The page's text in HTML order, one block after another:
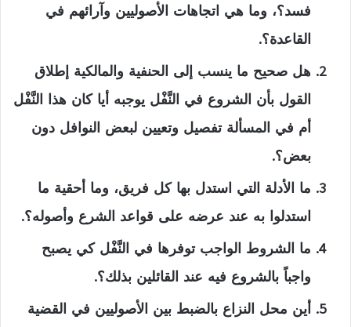
فسد؟، وما هي اتجاهات الأصوليين وآرائهم في
القاعدة؟.
هل صحيح ما ينسب إلى الحنفية والمالكية إطلاق
القول بأن الشروع في النَّفْل يوجبه أيا كان هذا النَّفْل
أم في المسألة تفصيل وتعيين لبعض النوافل دون
بعض؟.
ما الأدلة التي استدل بها كل فريق، وما أحقية ما
استدلوا به عند عرضه على قواعد الشرع وأصوله؟.
ما الشروط الواجب توفرها في النَّفْل كي يصبح
واجباً بالشروع فيه عند القائلين بذلك؟.
أين محل النزاع بالضبط بين الأصوليين في القضية